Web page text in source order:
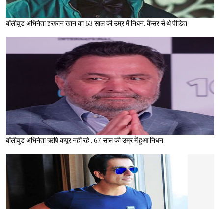
बॉलीवुड अभिनेता इरफान खान का 53 साल की उम्र में निधन, कैंसर से थे पीड़ित
बॉलीवुड अभिनेता ऋषि कपूर नहीं रहे , 67 साल की उम्र में हुआ निधन